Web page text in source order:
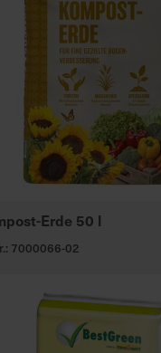
Erde 50 l
7000066-02